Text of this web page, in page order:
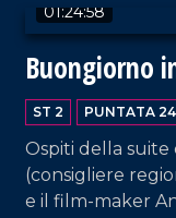
01:24:58
Buongiorno
ST 2 PUNTATA
Ospiti della suite
(consigliere
e il film-maker
VAI AL TITOLO